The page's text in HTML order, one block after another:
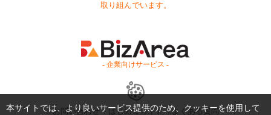
取り組んでいます。
- 企業向けサービス -
お問い合わせ はじめてガイド よくある質問
本サイトでは、より良いサービス提供のため、クッキーを使用して